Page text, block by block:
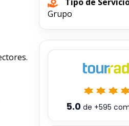
Tipo de
Grupo
5.0 de +595